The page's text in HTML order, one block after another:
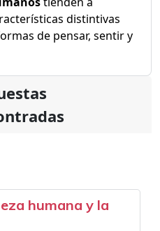
distintivas
de pensar, sentir y
humana y la